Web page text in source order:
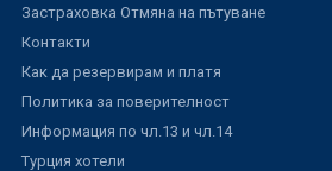
Застраховка Отмяна на пътуване
Контакти
Как да резервирам и платя
Политика за поверителност
Информация по чл.13 и чл.14
Турция хотели